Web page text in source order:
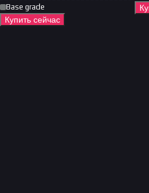
Base grade
Купить сейчас